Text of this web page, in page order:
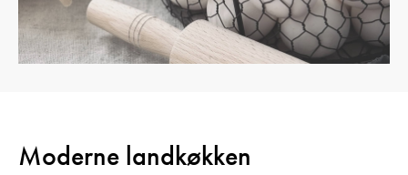
Moderne landkøkken